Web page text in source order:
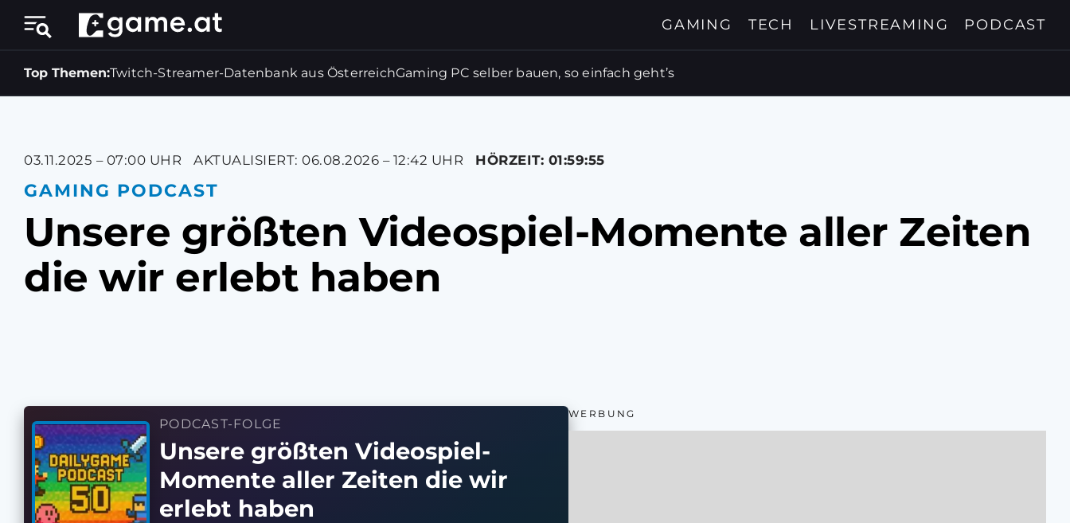
GAMING TECH LIVESTREAMING PODCAST
Top Themen:Twitch-Streamer-Datenbank aus ÖsterreichGaming PC selber bauen, so einfach geht’s
03.11.2025 – 07:00 UHR AKTUALISIERT: 06.08.2026 – 12:42 UHR HÖRZEIT: 01:59:55
GAMING PODCAST
Unsere größten Videospiel-Momente aller Zeiten
die wir erlebt haben
PODCAST-FOLGE
Unsere größten Videospiel-
Momente aller Zeiten die wir
erlebt haben
WERBUNG